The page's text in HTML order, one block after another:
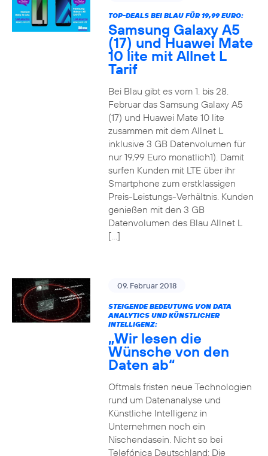
TOP-DEALS BEI BLAU FÜR 19,99 EURO:
Samsung Galaxy A5
(17) und Huawei Mate
10 lite mit Allnet L
Tarif
Bei Blau gibt es vom 1. bis 28.
Februar das Samsung Galaxy A5
(17) und Huawei Mate 10 lite
zusammen mit dem Allnet L
inklusive 3 GB Datenvolumen für
nur 19,99 Euro monatlich1). Damit
surfen Kunden mit LTE über ihr
Smartphone zum erstklassigen
Preis-Leistungs-Verhältnis. Kunden
genießen mit den 3 GB
Datenvolumen des Blau Allnet L
[…]
09. Februar 2018
STEIGENDE BEDEUTUNG VON DATA
ANALYTICS UND KÜNSTLICHER
INTELLIGENZ:
„Wir lesen die
Wünsche von den
Daten ab“
Oftmals fristen neue Technologien
rund um Datenanalyse und
Künstliche Intelligenz in
Unternehmen noch ein
Nischendasein. Nicht so bei
Telefónica Deutschland: Die